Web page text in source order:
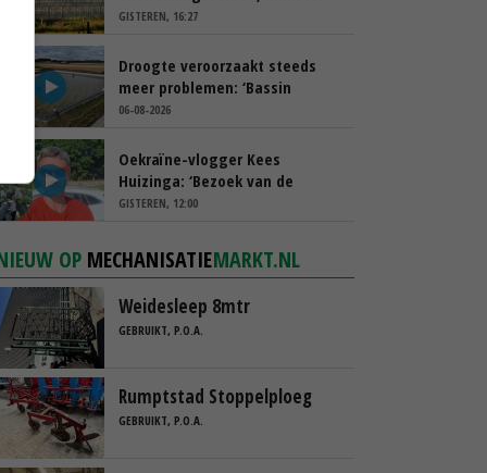
spreekt van ‘ondernemersrisico’
GISTEREN, 16:27
Droogte veroorzaakt steeds
meer problemen: ‘Bassin
afgelopen week al leeg’
06-08-2026
Oekraïne-vlogger Kees
Huizinga: ‘Bezoek van de
ambassade mag zelf groente
GISTEREN, 12:00
OP MECHANISATIEMARKT.NL
Weidesleep 8mtr
GEBRUIKT, P.O.A.
Rumptstad Stoppelploeg
GEBRUIKT, P.O.A.